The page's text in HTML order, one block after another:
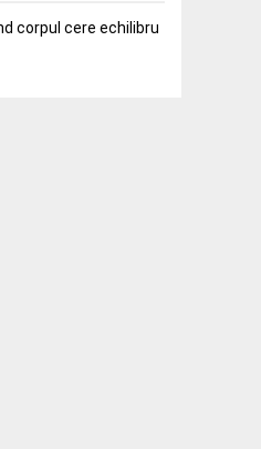
corpul cere echilibru